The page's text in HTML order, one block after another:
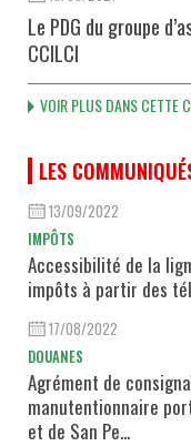
Le PDG du groupe
CCILCI
VOIR PLUS DANS CETTE
LES
13/09/2022
IMPÔTS
Accessibilité de la
impôts à partir des
17/08/2022
DOUANES
Agrément de
manutentionnaire
et de San Pe...